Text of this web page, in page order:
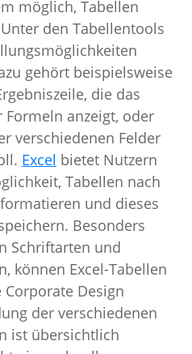
möglich, Tabellen
den Tabellentools
gehört beispielsweise
die das
Formeln anzeigt, oder
verschiedenen Felder
Excel bietet Nutzern
Tabellen nach
und dieses
Besonders
Schriftarten und
können Excel-Tabellen
Design
der verschiedenen
ist übersichtlich